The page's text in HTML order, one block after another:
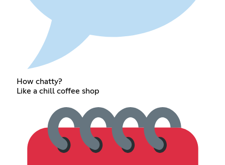
How chatty?
Like a chill coffee shop